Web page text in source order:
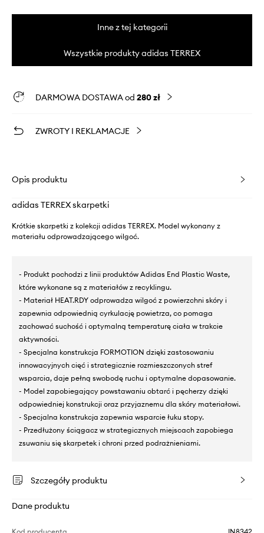
Inne z tej kategorii
Wszystkie produkty adidas TERREX
DARMOWA DOSTAWA od 280 zł
ZWROTY I REKLAMACJE
Opis produktu
adidas TERREX skarpetki
Krótkie skarpetki z kolekcji adidas TERREX. Model wykonany z
materiału odprowadzającego wilgoć.
- Produkt pochodzi z linii produktów Adidas End Plastic Waste,
które wykonane są z materiałów z recyklingu.
- Materiał HEAT.RDY odprowadza wilgoć z powierzchni skóry i
zapewnia odpowiednią cyrkulację powietrza, co pomaga
zachować suchość i optymalną temperaturę ciała w trakcie
aktywności.
- Specjalna konstrukcja FORMOTION dzięki zastosowaniu
innowacyjnych cięć i strategicznie rozmieszczonych stref
wsparcia, daje pełną swobodę ruchu i optymalne dopasowanie.
- Model zapobiegający powstawaniu obtarć i pęcherzy dzięki
odpowiedniej konstrukcji oraz przyjaznemu dla skóry materiałowi.
- Specjalna konstrukcja zapewnia wsparcie łuku stopy.
- Przedłużony ściągacz w strategicznych miejscach zapobiega
zsuwaniu się skarpetek i chroni przed podrażnieniami.
Szczegóły produktu
Dane produktu